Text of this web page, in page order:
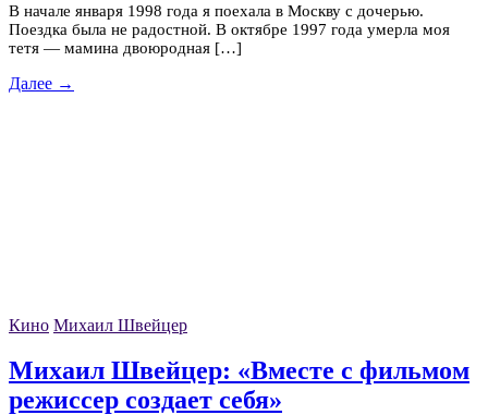
В начале января 1998 года я поехала в Москву с дочерью.
Поездка была не радостной. В октябре 1997 года умерла моя
тетя — мамина двоюродная […]
Далее →
Кино Михаил Швейцер
Михаил Швейцер: «Вместе с фильмом
режиссер создает себя»